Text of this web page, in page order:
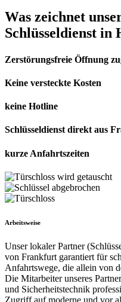
Was zeichnet
Schlüsseldienst in
Zerstörungsfreie Öffnung
Keine versteckte Kosten
keine Hotline
Schlüsseldienst direkt aus
kurze Anfahrtszeiten
Arbeitsweise
Unser lokaler Partner
von Frankfurt garantiert für
Anfahrtswege, die allein von
Die Mitarbeiter unseres
und Sicherheitstechnik
Zugriff auf moderne und vor